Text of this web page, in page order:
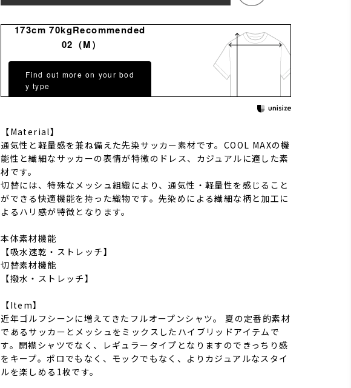
173cm 70kgRecommended
02（M）
Find out more on your bod
y type
【Material】
通気性と軽量感を兼ね備えた先染サッカー素材です。COOL MAXの機
能性と繊細なサッカーの表情が特徴のドレス、カジュアルに適した素
材です。
切替には、特殊なメッシュ組織により、通気性・軽量性を感じること
ができる快適機能を持った織物です。先染めによる繊細な柄と加工に
よるハリ感が特徴となります。
本体素材機能
【吸水速乾・ストレッチ】
切替素材機能
【撥水・ストレッチ】
【Item】
近年ゴルフシーンに増えてきたフルオープンシャツ。 夏の定番的素材
であるサッカーとメッシュをミックスしたハイブリッドアイテムで
す。開襟シャツでなく、レギュラータイプとなりますのできっちり感
をキープ。ポロでもなく、モックでもなく、よりカジュアルなスタイ
ルを楽しめる1枚です。